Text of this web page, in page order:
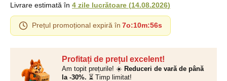
Profitați de prețul excelent!
Am topit prețurile! ☀️ Reduceri de vară de până
la -30%. ⏳ Timp limitat!
Livrare estimată în 4 zile lucrătoare (14.08.2026)
Prețul promoțional expiră în 7o:10m:55s